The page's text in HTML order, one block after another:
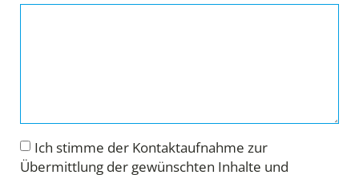
Ich stimme der Kontaktaufnahme zur
Übermittlung der gewünschten Inhalte und